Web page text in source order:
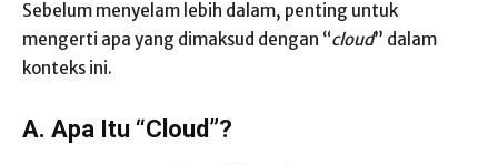
Sebelum menyelam lebih dalam, penting untuk
mengerti apa yang dimaksud dengan “cloud” dalam
konteks ini.
A. Apa Itu “Cloud”?